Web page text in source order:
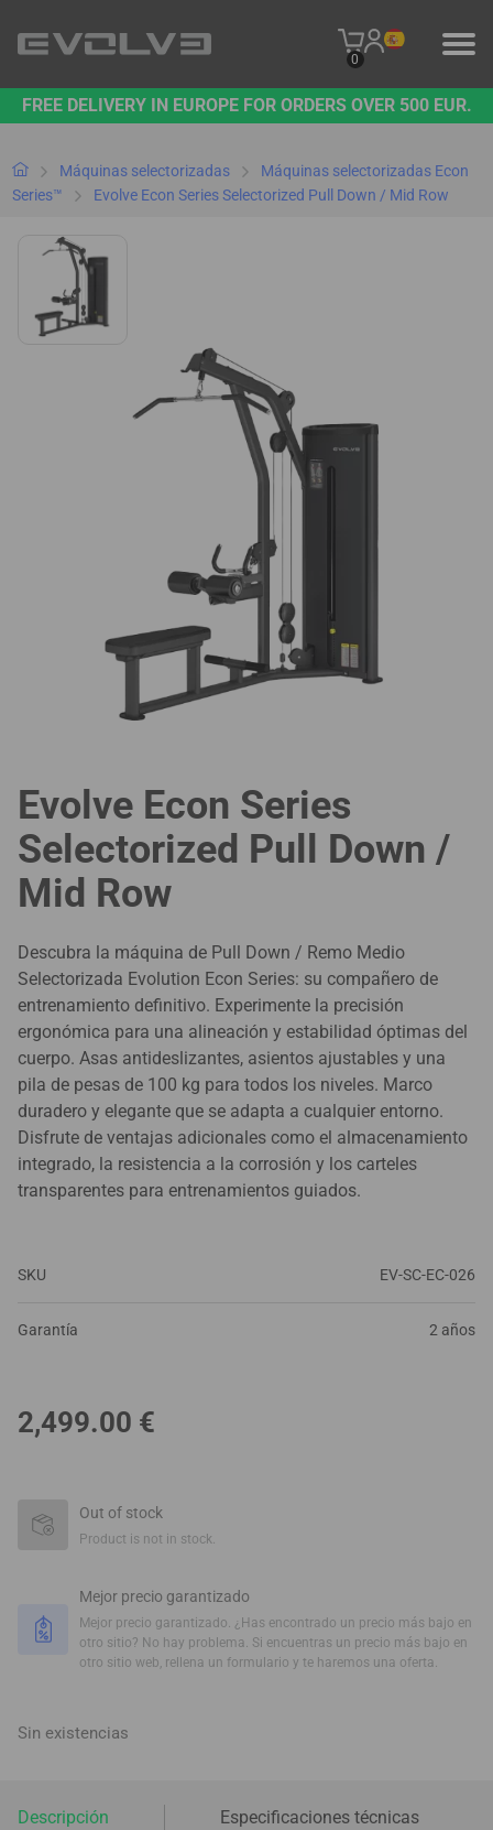
0
PRODUCTOS
NUESTRA MARCA
B2B PLATFORM
FREE DELIVERY IN EUROPE FOR ORDERS OVER 500 EUR.
Máquinas selectorizadas
Máquinas selectorizadas Econ
Series™
Evolve Econ Series Selectorized Pull Down / Mid Row
Evolve Econ Series
Selectorized Pull Down /
Mid Row
Descubra la máquina de Pull Down / Remo Medio
Selectorizada Evolution Econ Series: su compañero de
entrenamiento definitivo. Experimente la precisión
ergonómica para una alineación y estabilidad óptimas del
cuerpo. Asas antideslizantes, asientos ajustables y una
pila de pesas de 100 kg para todos los niveles. Marco
duradero y elegante que se adapta a cualquier entorno.
Disfrute de ventajas adicionales como el almacenamiento
integrado, la resistencia a la corrosión y los carteles
transparentes para entrenamientos guiados.
SKU EV-SC-EC-026
Garantía 2 años
2,499.00 €
Out of stock
Product is not in stock.
Mejor precio garantizado
Mejor precio garantizado. ¿Has encontrado un precio más bajo en
otro sitio? No hay problema. Si encuentras un precio más bajo en
otro sitio web, rellena un formulario y te haremos una oferta.
Sin existencias
Descripción Especificaciones técnicas